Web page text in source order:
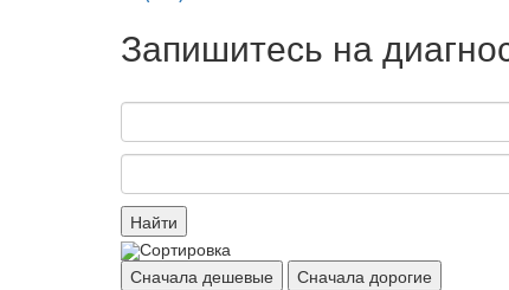
Запишитесь на
Найти
Сортировка
Сначала дешевые
Сначала дорогие